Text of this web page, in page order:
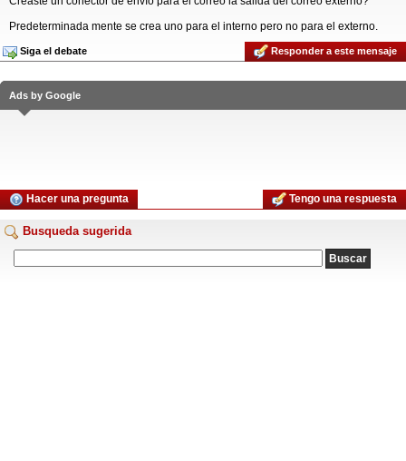
Predeterminada mente se crea uno para el interno pero no para el externo.
Siga el debate Responder a este mensaje
Ads by Google
Hacer una pregunta Tengo una respuesta
Busqueda sugerida